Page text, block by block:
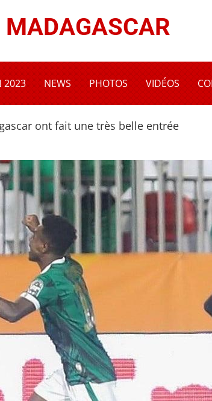
2023 NEWS PHOTOS VIDÉOS
ont fait une très belle entrée